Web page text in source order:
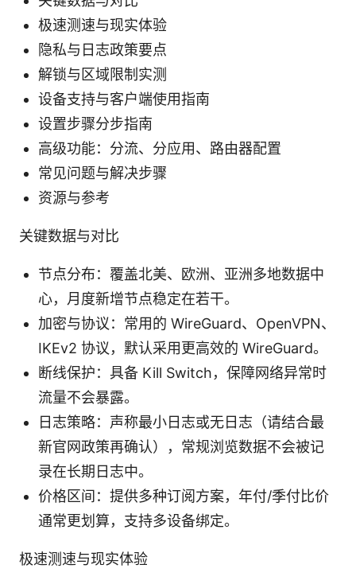
极速测速与现实体验
隐私与日志政策要点
解锁与区域限制实测
设备支持与客户端使用指南
设置步骤分步指南
高级功能：分流、分应用、路由器配置
常见问题与解决步骤
资源与参考
关键数据与对比
节点分布：覆盖北美、欧洲、亚洲多地数据中
心，月度新增节点稳定在若干。
加密与协议：常用的 WireGuard、OpenVPN、
IKEv2 协议，默认采用更高效的 WireGuard。
断线保护：具备 Kill Switch，保障网络异常时
流量不会暴露。
日志策略：声称最小日志或无日志（请结合最
新官网政策再确认），常规浏览数据不会被记
录在长期日志中。
价格区间：提供多种订阅方案，年付/季付比价
通常更划算，支持多设备绑定。
极速测速与现实体验